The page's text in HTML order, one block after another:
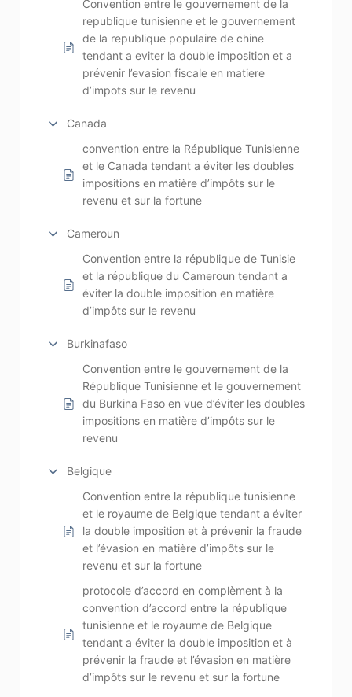
Convention entre le gouvernement de la
republique tunisienne et le gouvernement
de la republique populaire de chine
tendant a eviter la double imposition et a
prévenir l’evasion fiscale en matiere
d’impots sur le revenu
Canada
convention entre la République Tunisienne
et le Canada tendant a éviter les doubles
impositions en matière d’impôts sur le
revenu et sur la fortune
Cameroun
Convention entre la république de Tunisie
et la république du Cameroun tendant a
éviter la double imposition en matière
d’impôts sur le revenu
Burkinafaso
Convention entre le gouvernement de la
République Tunisienne et le gouvernement
du Burkina Faso en vue d’éviter les doubles
impositions en matière d’impôts sur le
revenu
Belgique
Convention entre la république tunisienne
et le royaume de Belgique tendant a éviter
la double imposition et à prévenir la fraude
et l’évasion en matière d’impôts sur le
revenu et sur la fortune
protocole d’accord en complèment à la
convention d’accord entre la république
tunisienne et le royaume de Belgique
tendant a éviter la double imposition et à
prévenir la fraude et l’évasion en matière
d’impôts sur le revenu et sur la fortune